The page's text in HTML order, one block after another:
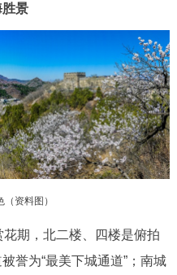
景
资料图）
期，北二楼、四楼是俯拍
誉为“最美下城通道”；南城